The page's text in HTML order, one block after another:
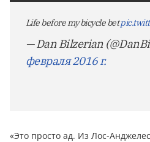
Life before my bicycle bet
— Dan Bilzerian
февраля 2016 г.
«Это просто ад. Из Лос-